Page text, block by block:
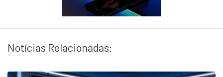
Notícias Relacionadas: